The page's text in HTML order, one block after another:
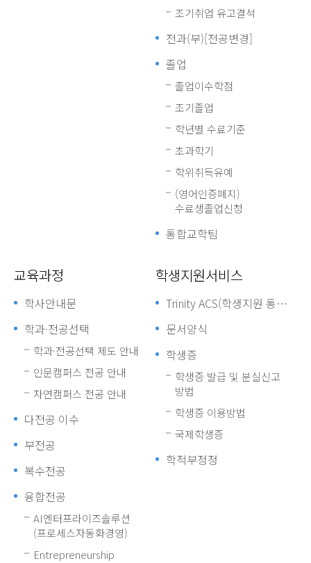
조기취업 유고결석
전과(부)[전공변경]
졸업
졸업이수학점
조기졸업
학년별 수료기준
초과학기
학위취득유예
(영어인증폐지)
수료생졸업신청
통합교학팀
교육과정
학사안내문
학과·전공선택
학과·전공선택 제도 안내
인문캠퍼스 전공 안내
자연캠퍼스 전공 안내
다전공 이수
부전공
복수전공
융합전공
AI엔터프라이즈솔루션
(프로세스자동화경영)
Entrepreneurship
학생지원서비스
Trinity ACS(학생지원 통합관리체계)
문서양식
학생증
학생증 발급 및 분실신고
방법
학생증 이용방법
국제학생증
학적부정정